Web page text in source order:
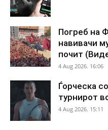
Погреб на
навивачи
почит
4 Aug 2026. 16:06
Ѓорческа
турнирот
4 Aug 2026. 15:11